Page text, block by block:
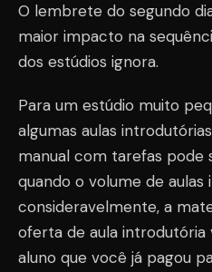
O lembrete do segundo
maior impacto na
dos estúdios ignora.
Para um estúdio muito
algumas aulas
manual com tarefas pode
quando o volume de
consideravelmente, a
oferta de aula
aluno que você já pagou